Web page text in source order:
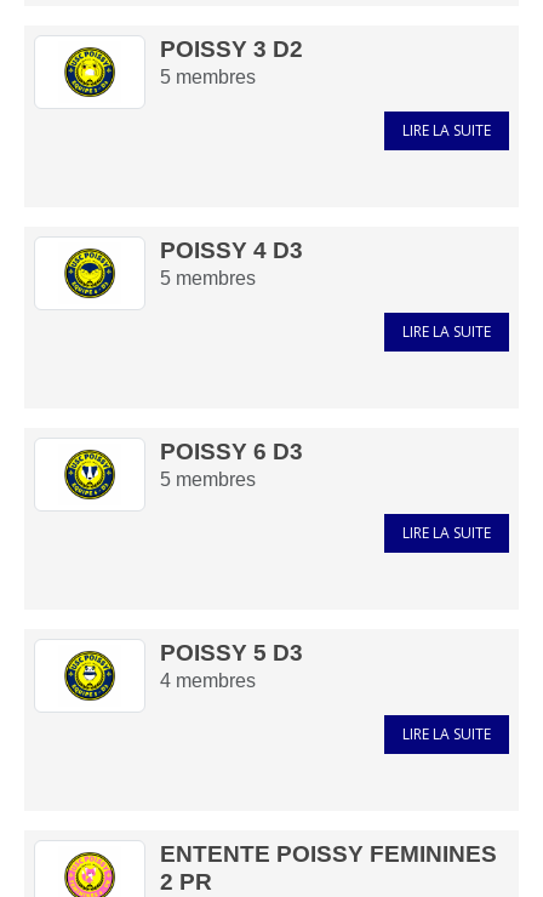
POISSY 3 D2
5 membres
LIRE LA SUITE
POISSY 4 D3
5 membres
LIRE LA SUITE
POISSY 6 D3
5 membres
LIRE LA SUITE
POISSY 5 D3
4 membres
LIRE LA SUITE
ENTENTE POISSY FEMININES
2 PR